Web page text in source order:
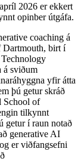
2026 er ekkert
opinber útgáfa.
coaching á
birt í
á sviðum
yfir átta
þú getur skráð
School of
tilkynnt
getur í raun notað
generative AI
er viðfangsefni